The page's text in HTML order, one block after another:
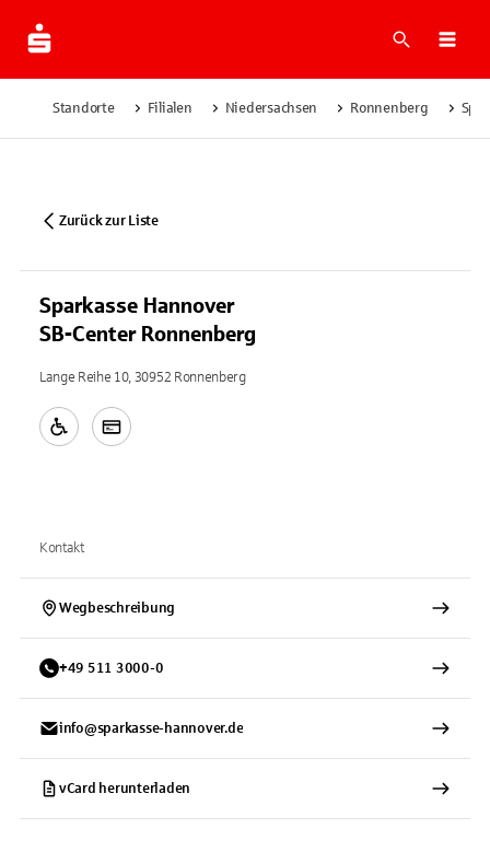
Suche
Standorte Filialen Niedersachsen Ronnenberg
Zurück zur Liste
Sparkasse Hannover
SB-Center Ronnenberg
Lange Reihe 10, 30952 Ronnenberg
Kontakt
Wegbeschreibung
+49 511 3000-0
info@sparkasse-hannover.de
vCard herunterladen